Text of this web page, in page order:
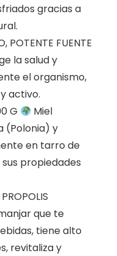
gracias a
POTENTE FUENTE
la salud y
el organismo,
activo.
G
Miel
(Polonia) y
en tarro de
propiedades
que te
tiene alto
revitaliza y